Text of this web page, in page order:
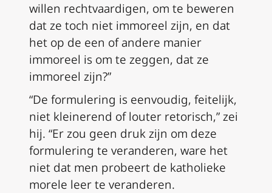
willen rechtvaardigen, om te beweren
dat ze toch niet immoreel zijn, en dat
het op de een of andere manier
immoreel is om te zeggen, dat ze
immoreel zijn?”
“De formulering is eenvoudig, feitelijk,
niet kleinerend of louter retorisch,” zei
hij. “Er zou geen druk zijn om deze
formulering te veranderen, ware het
niet dat men probeert de katholieke
morele leer te veranderen.